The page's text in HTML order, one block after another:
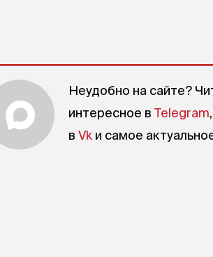
Неудобно на сайте?
интересное в Telegram
в Vk и самое